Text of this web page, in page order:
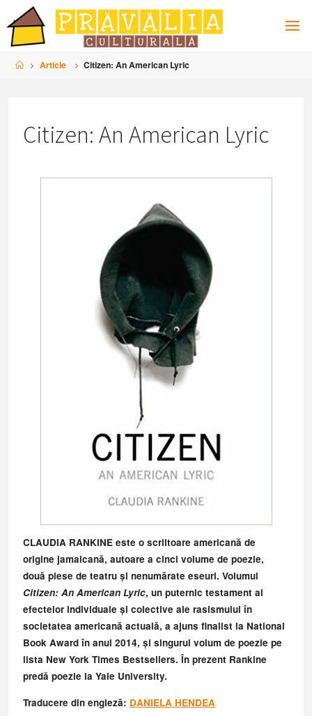
to
content
HomeArticle Citizen: An American Lyric
Citizen: An American Lyric
CLAUDIA RANKINE este o scriitoare americană de
origine jamaicană, autoare a cinci volume de poezie,
două piese de teatru și nenumărate eseuri. Volumul
Citizen: An American Lyric, un puternic testament al
efectelor individuale și colective ale rasismului în
societatea americană actuală, a ajuns finalist la National
Book Award în anul 2014, și singurul volum de poezie pe
lista New York Times Bestsellers. În prezent Rankine
predă poezie la Yale University.
Traducere din engleză: DANIELA HENDEA